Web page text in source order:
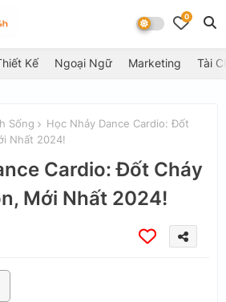
0
Kế Ngoại Ngữ Marketing Tài
Sống
Học Nhảy Dance Cardio: Đốt
Nhất 2024!
Cardio: Đốt Cháy
Mới Nhất 2024!